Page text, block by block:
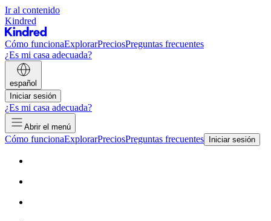
Ir al contenido
Kindred
Cómo funcionaExplorarPreciosPreguntas frecuentes
¿Es mi casa adecuada?
español
Iniciar sesión
¿Es mi casa adecuada?
Abrir el menú
Cómo funcionaExplorarPreciosPreguntas frecuentes Iniciar sesión